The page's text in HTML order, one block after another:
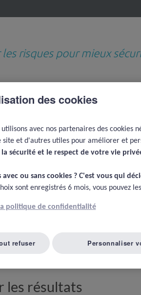
risques pour mieux
Revues de questions
par les
À LA LISTE D'ARTICLES
les résultats
des cookies
utilisons avec nos partenaires des cookies
site et d'autres utiles pour améliorer et
la sécurité et le respect de votre vie
avec ou sans cookies ? C'est vous qui
sont enregistrés 6 mois, vous pouvez
politique de confidentialité
refuser Personnaliser